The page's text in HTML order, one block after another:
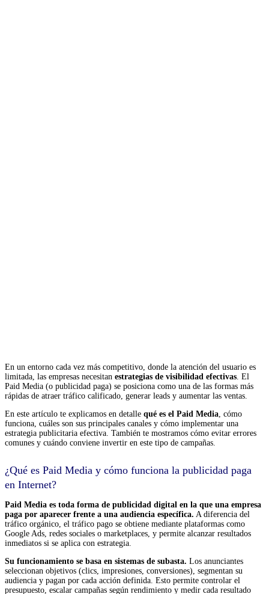
En un entorno cada vez más competitivo, donde la atención del usuario es
limitada, las empresas necesitan estrategias de visibilidad efectivas. El
Paid Media (o publicidad paga) se posiciona como una de las formas más
rápidas de atraer tráfico calificado, generar leads y aumentar las ventas.
En este artículo te explicamos en detalle qué es el Paid Media, cómo
funciona, cuáles son sus principales canales y cómo implementar una
estrategia publicitaria efectiva. También te mostramos cómo evitar errores
comunes y cuándo conviene invertir en este tipo de campañas.
¿Qué es Paid Media y cómo funciona la publicidad paga
en Internet?
Paid Media es toda forma de publicidad digital en la que una empresa
paga por aparecer frente a una audiencia específica. A diferencia del
tráfico orgánico, el tráfico pago se obtiene mediante plataformas como
Google Ads, redes sociales o marketplaces, y permite alcanzar resultados
inmediatos si se aplica con estrategia.
Su funcionamiento se basa en sistemas de subasta. Los anunciantes
seleccionan objetivos (clics, impresiones, conversiones), segmentan su
audiencia y pagan por cada acción definida. Esto permite controlar el
presupuesto, escalar campañas según rendimiento y medir cada resultado